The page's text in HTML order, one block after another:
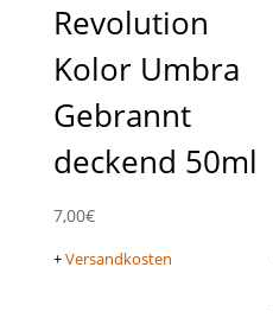
Revolution
Kolor Umbra
Gebrannt
deckend 50ml
7,00€
+Versandkosten